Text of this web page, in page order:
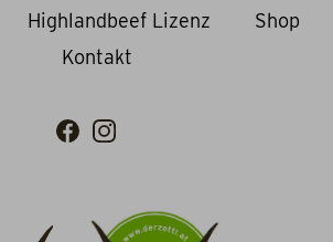
Highlandbeef Lizenz
Shop
Kontakt